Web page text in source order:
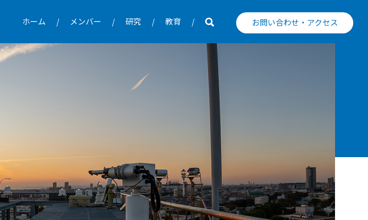
ホーム メンバー 研究 教育 お問い合わせ・アクセス